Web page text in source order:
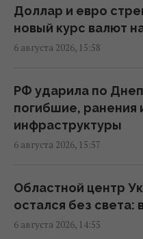
Украинец в
оборонным
Россия срочно
"Искандарам":
15:22 четверг, 06 августа 2026
Оккупанты
Херсоне: среди
15:09 четверг, 06 августа 2026
Доллар и евро
новый курс валют
6 августа 2026, 15:58
РФ ударила по
погибшие, ранения
инфраструктуры
6 августа 2026, 15:57
Областной центр
остался без света:
6 августа 2026, 14:55